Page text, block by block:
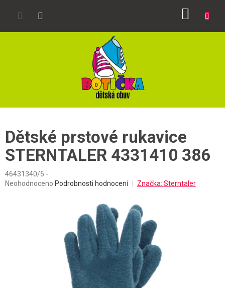
Dětské prstové rukavice
STERNTALER 4331410 386
46431340/5 -
Průměrné
Neohodnoceno Podrobnosti hodnocení Značka: Sterntaler